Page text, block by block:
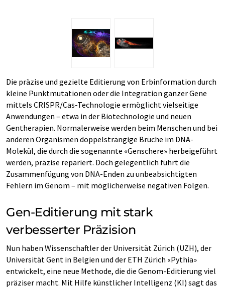
Die präzise und gezielte Editierung von Erbinformation durch
kleine Punktmutationen oder die Integration ganzer Gene
mittels CRISPR/Cas-Technologie ermöglicht vielseitige
Anwendungen – etwa in der Biotechnologie und neuen
Gentherapien. Normalerweise werden beim Menschen und bei
anderen Organismen doppelsträngige Brüche im DNA-
Molekül, die durch die sogenannte «Genschere» herbeigeführt
werden, präzise repariert. Doch gelegentlich führt die
Zusammenfügung von DNA-Enden zu unbeabsichtigten
Fehlern im Genom – mit möglicherweise negativen Folgen.
Gen-Editierung mit stark
verbesserter Präzision
Nun haben Wissenschaftler der Universität Zürich (UZH), der
Universität Gent in Belgien und der ETH Zürich «Pythia»
entwickelt, eine neue Methode, die die Genom-Editierung viel
präziser macht. Mit Hilfe künstlicher Intelligenz (KI) sagt das